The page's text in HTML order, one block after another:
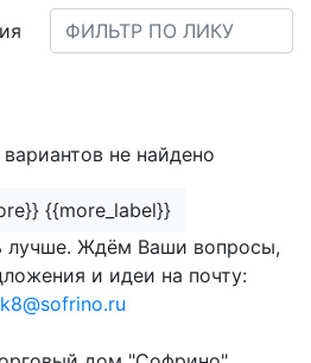
не найдено
{{more_label}}
лучше. Ждём Ваши вопросы,
и идеи на почту: